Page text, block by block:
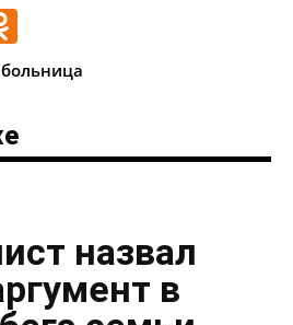
назвал
в